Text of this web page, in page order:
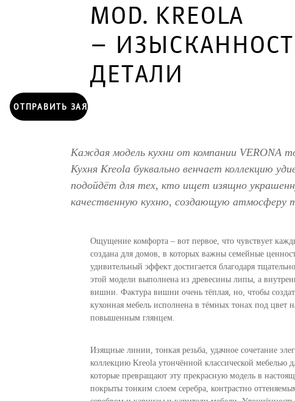
MOD. KREOLA
–
ДЕТАЛИ
ОТПРАВИТЬ ЗАЯВКУ
Каждая модель кухни от компании VERONA
Кухня Kreola буквально венчает коллекцию
подойдёт для тех, кто ищет изящно
качественную кухню, создающую атмосферу
Ощущение комфорта – вот первое, что чувствует
создана для домов, в которых важны семейные
удивительный эффект достигается благодаря
этой модели выполнена из древесины липы, а
вишни. Фактура вишни очень тёплая, но, чтобы
кухонная мебель исполнена в тёмных тонах под цвет
повышенным глянцем.
Изящные линии, тонкая резьба, удачное сочетание
коллекцию Kreola утончённой классической мебелью
которые превращают эту прекрасную модель в
покрыты тонким слоем серебра, контрастно